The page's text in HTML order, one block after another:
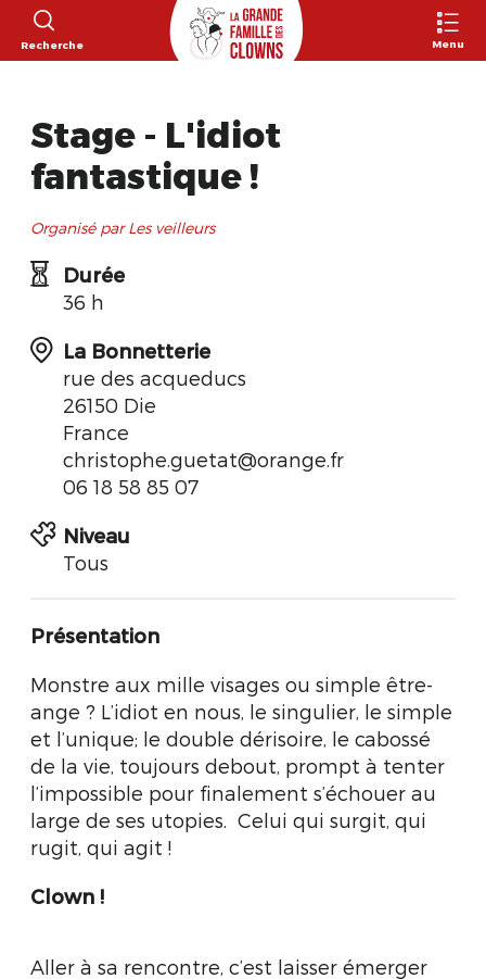
Recherche Menu
Stage - L'idiot
fantastique !
Organisé par Les veilleurs
Durée
36 h
La Bonnetterie
rue des acqueducs
26150 Die
France
christophe.guetat@orange.fr
06 18 58 85 07
Niveau
Tous
Présentation
Monstre aux mille visages ou simple être-
ange ? L’idiot en nous, le singulier, le simple
et l’unique; le double dérisoire, le cabossé
de la vie, toujours debout, prompt à tenter
l’impossible pour finalement s’échouer au
large de ses utopies.
Celui qui surgit, qui
rugit, qui agit !
Clown !
Aller à sa rencontre, c’est laisser émerger